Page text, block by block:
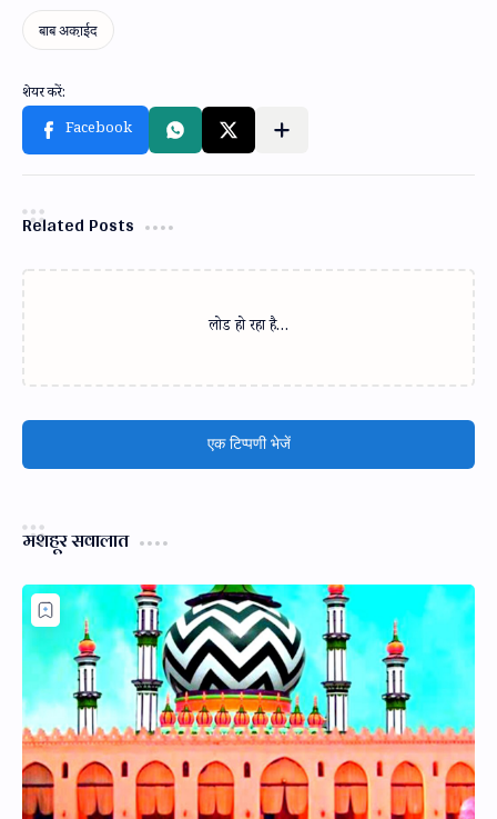
Related Posts
लोड हो रहा है…
एक टिप्पणी भेजें
मशहूर सवालात